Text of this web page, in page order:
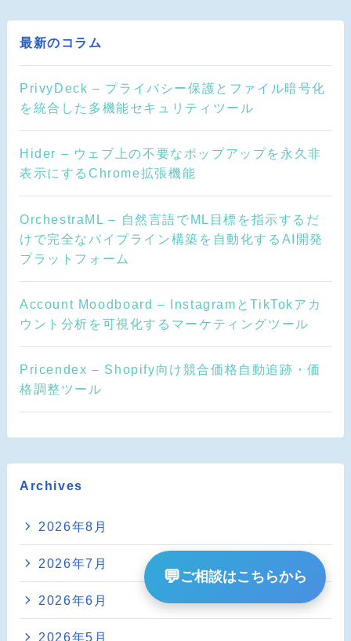
最新のコラム
PrivyDeck – プライバシー保護とファイル暗号化
を統合した多機能セキュリティツール
Hider – ウェブ上の不要なポップアップを永久非
表示にするChrome拡張機能
OrchestraML – 自然言語でML目標を指示するだ
けで完全なパイプライン構築を自動化するAI開発
プラットフォーム
Account Moodboard – InstagramとTikTokアカ
ウント分析を可視化するマーケティングツール
Pricendex – Shopify向け競合価格自動追跡・価
格調整ツール
Archives
2026年8月
2026年7月
2026年6月
2026年5月
💬ご相談はこちらから